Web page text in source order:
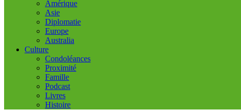
Amérique
Asie
Diplomatie
Europe
Australia
Culture
Condoléances
Proximité
Famille
Podcast
Livres
Histoire